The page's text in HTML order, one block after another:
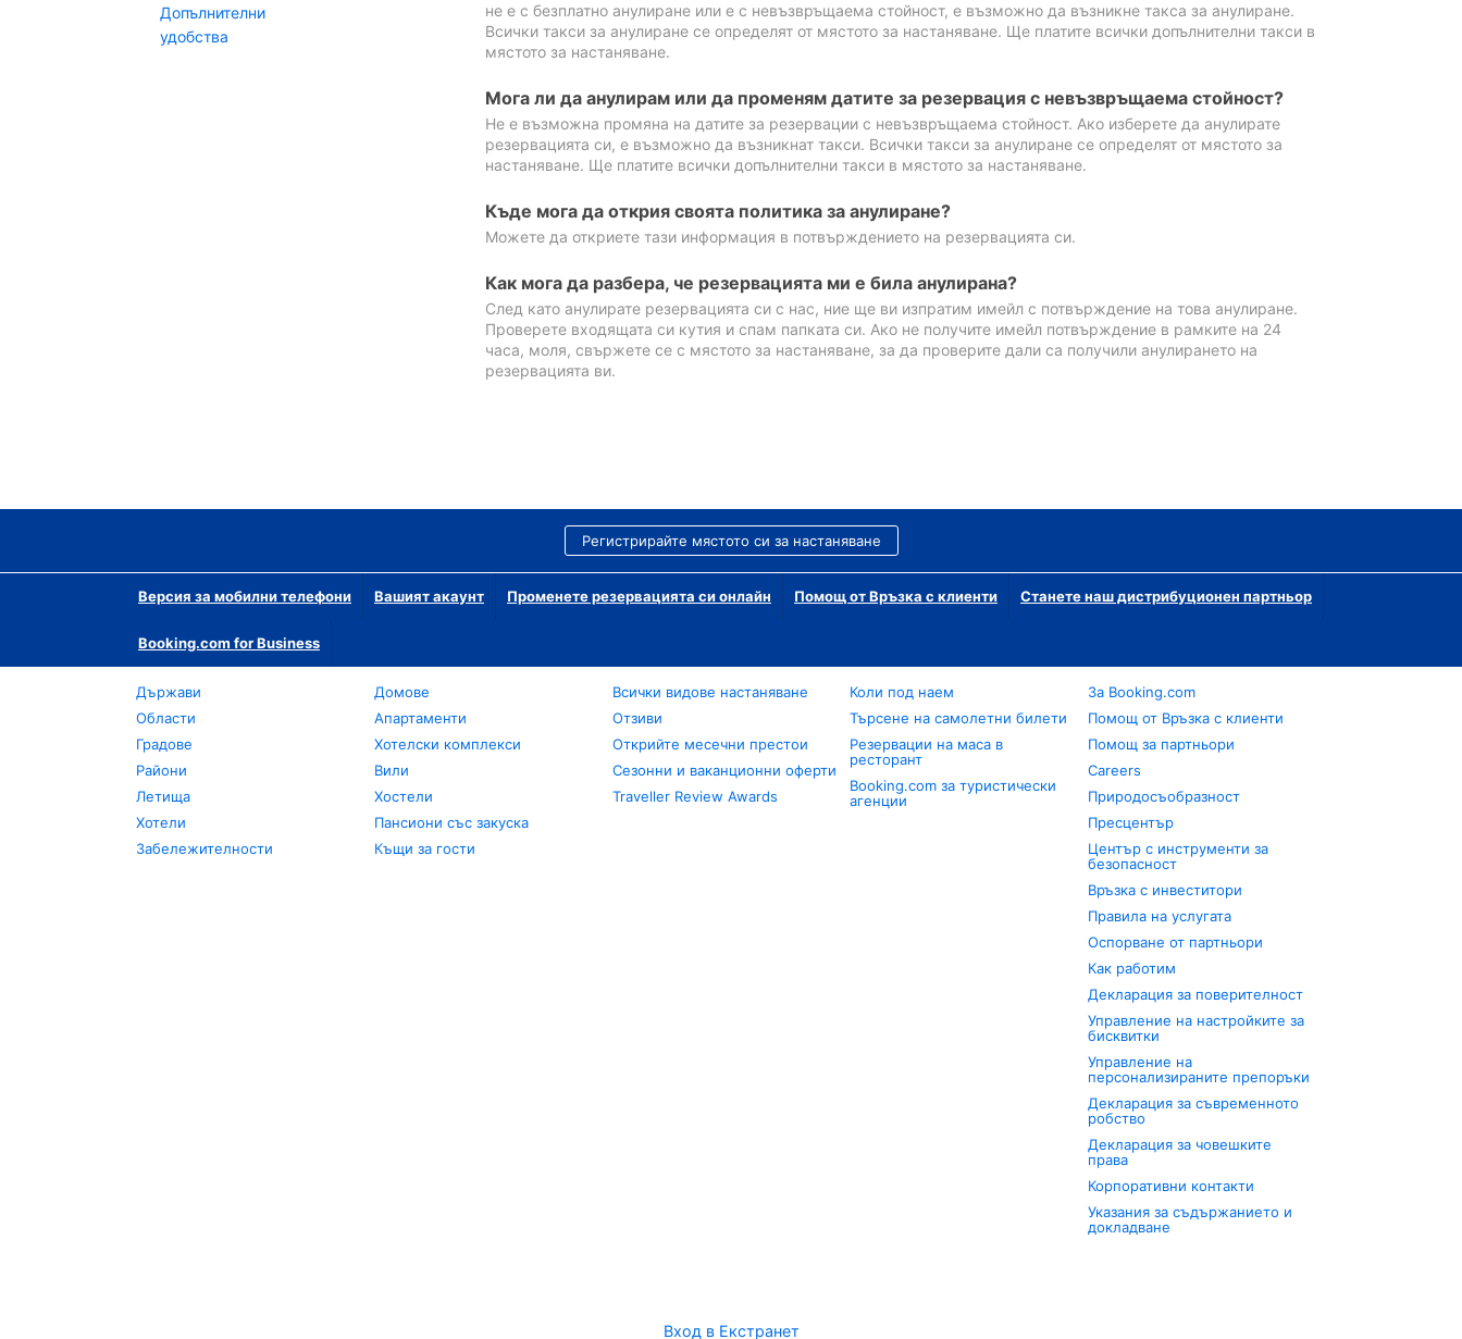
Допълнителни
удобства
не е с безплатно анулиране или е с невъзвръщаема стойност, е възможно да възникне такса за анулиране.
Всички такси за анулиране се определят от мястото за настаняване. Ще платите всички допълнителни такси в
мястото за настаняване.
Мога ли да анулирам или да променям датите за резервация с невъзвръщаема стойност?
Не е възможна промяна на датите за резервации с невъзвръщаема стойност. Ако изберете да анулирате
резервацията си, е възможно да възникнат такси. Всички такси за анулиране се определят от мястото за
настаняване. Ще платите всички допълнителни такси в мястото за настаняване.
Къде мога да открия своята политика за анулиране?
Можете да откриете тази информация в потвърждението на резервацията си.
Как мога да разбера, че резервацията ми е била анулирана?
След като анулирате резервацията си с нас, ние ще ви изпратим имейл с потвърждение на това анулиране.
Проверете входящата си кутия и спам папката си. Ако не получите имейл потвърждение в рамките на 24
часа, моля, свържете се с мястото за настаняване, за да проверите дали са получили анулирането на
резервацията ви.
Регистрирайте мястото си за настаняване
Версия за мобилни телефони Вашият акаунт Променете резервацията си онлайн Помощ от Връзка с клиенти Станете наш дистрибуционен партньор
Booking.com for Business
Държави
Области
Градове
Райони
Летища
Хотели
Забележителности
Домове
Апартаменти
Хотелски комплекси
Вили
Хостели
Пансиони със закуска
Къщи за гости
Всички видове настаняване
Отзиви
Открийте месечни престои
Сезонни и ваканционни оферти
Traveller Review Awards
Коли под наем
Търсене на самолетни билети
Резервации на маса в
ресторант
Booking.com за туристически
агенции
За Booking.com
Помощ от Връзка с клиенти
Помощ за партньори
Careers
Природосъобразност
Пресцентър
Център с инструменти за
безопасност
Връзка с инвеститори
Правила на услугата
Оспорване от партньори
Как работим
Декларация за поверителност
Управление на настройките за
бисквитки
Управление на
персонализираните препоръки
Декларация за съвременното
робство
Декларация за човешките
права
Корпоративни контакти
Указания за съдържанието и
докладване
Вход в Екстранет